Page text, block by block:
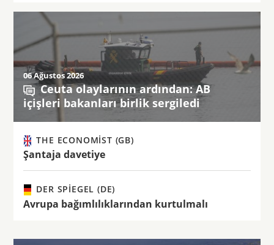
06 Ağustos 2026
Ceuta olaylarının ardından: AB
içişleri bakanları birlik sergiledi
THE ECONOMIST (GB)
Şantaja davetiye
DER SPIEGEL (DE)
Avrupa bağımlılıklarından kurtulmalı